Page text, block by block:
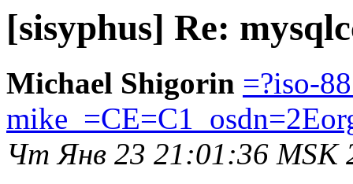
[sisyphus] Re:
Michael Shigorin =?iso-
Чт Янв 23 21:01:36 MSK